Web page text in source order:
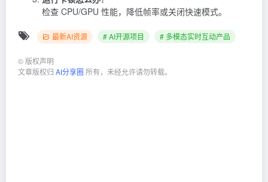
检查 CPU/GPU 性能，降低帧率或关闭快速模式。
最新AI资源 # AI开源项目 # 多模态实时互动产品
© 版权声明
文章版权归 AI分享圈 所有，未经允许请勿转载。